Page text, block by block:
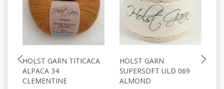
HOLST GARN TITICACA
ALPACA 34
CLEMENTINE
HOLST GARN
SUPERSOFT ULD 069
ALMOND